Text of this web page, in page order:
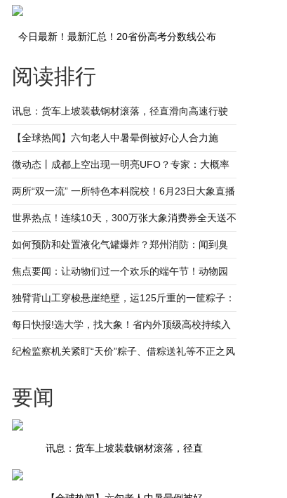
今日最新！最新汇总！20省份高考分数线公布
阅读排行
讯息：货车上坡装载钢材滚落，径直滑向高速行驶
车辆 车主：既幸运又后怕
【全球热闻】六旬老人中暑晕倒被好心人合力施
救，家属：希望找到好心人当面感谢
微动态丨成都上空出现一明亮UFO？专家：大概率
是流星
两所“双一流” 一所特色本科院校！6月23日大象直播
间 与名校“面对面”
世界热点！连续10天，300万张大象消费券全天送不
停！
如何预防和处置液化气罐爆炸？郑州消防：闻到臭
鸡蛋味要引起足够警觉
焦点要闻：让动物们过一个欢乐的端午节！动物园
为动物量身做特色粽子
独臂背山工穿梭悬崖绝壁，运125斤重的一筐粽子：
想让家人过上好日子 环球即时
每日快报!选大学，找大象！省内外顶级高校持续入
驻大象新闻丨高招面对面
纪检监察机关紧盯“天价”粽子、借粽送礼等不正之风
要闻
讯息：货车上坡装载钢材滚落，径直